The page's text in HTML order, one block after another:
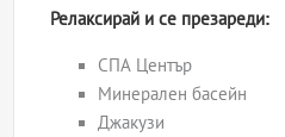
Релаксирай и се презареди:
СПА Център
Минерален басейн
Джакузи